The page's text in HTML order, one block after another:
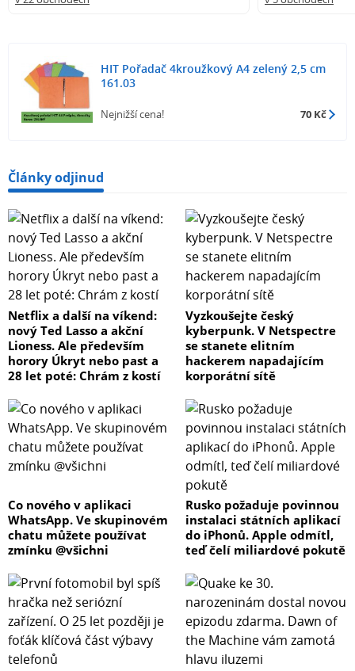
HIT Pořadač 4kroužkový A4 zelený 2,5 cm
161.03
Nejnižší cena! 70 Kč
Články odjinud
Netflix a další na víkend:
nový Ted Lasso a akční
Lioness. Ale především
horory Úkryt nebo past a
28 let poté: Chrám z kostí
Vyzkoušejte český
kyberpunk. V Netspectre
se stanete elitním
hackerem napadajícím
korporátní sítě
Co nového v aplikaci
WhatsApp. Ve skupinovém
chatu můžete používat
zmínku @všichni
Rusko požaduje povinnou
instalaci státních aplikací
do iPhonů. Apple odmítl,
teď čelí miliardové pokutě